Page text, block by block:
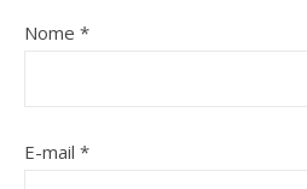
Nome *
E-mail *